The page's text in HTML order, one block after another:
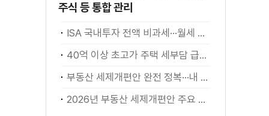
주식 등 통합 관리
ISA 국내투자 전액 비과세···월세 세액공제 확대
40억 이상 초고가 주택 세부담 급증···실수요자 보호 강화
부동산 세제개편안 완전 정복···내 세금 어떻게 달라지나? [K-정책 사용법]
2026년 부동산 세제개편안 주요 현안 팩트체크 [K-정책 사용법]